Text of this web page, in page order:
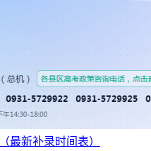
最新补录时间表）